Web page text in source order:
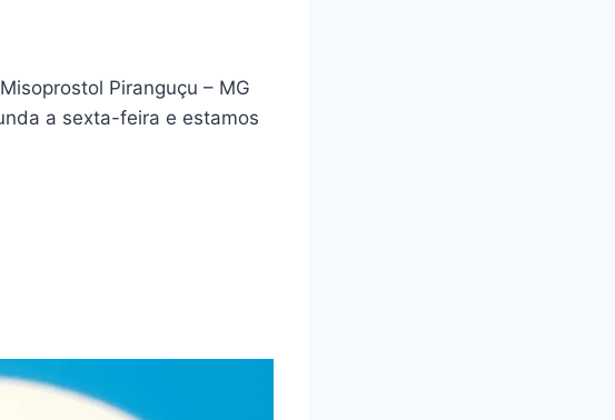
Piranguçu – MG
a sexta-feira e estamos